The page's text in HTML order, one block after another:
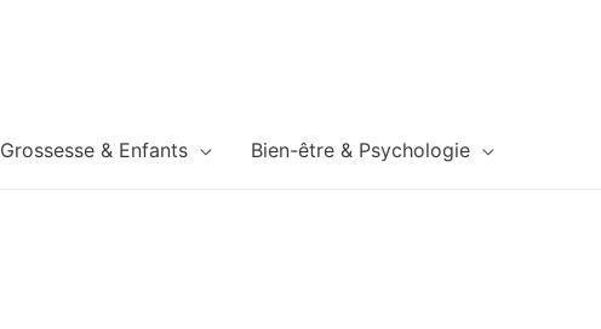
Grossesse & Enfants Bien-être & Psychologie